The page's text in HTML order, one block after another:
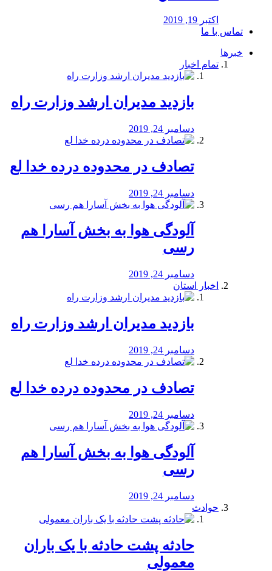
اکتبر 19, 2019
تماس با ما
خبرها
تمام اخبار
بازدید مدیران ارشد وزارت راه
دسامبر 24, 2019
تصادف در محدوده درده خدا لع
دسامبر 24, 2019
آلودگی هوا به بخش آسارا هم
رسی
دسامبر 24, 2019
اخبار استان
بازدید مدیران ارشد وزارت راه
دسامبر 24, 2019
تصادف در محدوده درده خدا لع
دسامبر 24, 2019
آلودگی هوا به بخش آسارا هم
رسی
دسامبر 24, 2019
حوادث
️حادثه پشت حادثه با یک باران
معمولی